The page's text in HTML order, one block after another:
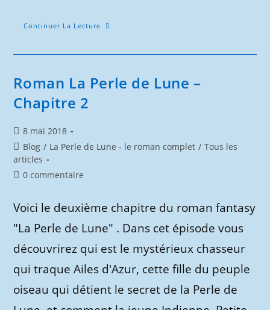
Continuer La Lecture Roman
La
Chapitre
3
Roman La Perle de Lune –
Chapitre 2
Publication
publiée :
8 mai 2018
Post
category:
Blog / La Perle de Lune - le roman complet / Tous les
articles
Commentaires
publication :
0 commentaire
Voici le deuxième chapitre du roman fantasy
"La Perle de Lune" . Dans cet épisode vous
découvrirez qui est le mystérieux chasseur
qui traque Ailes d'Azur, cette fille du peuple
oiseau qui détient le secret de la Perle de